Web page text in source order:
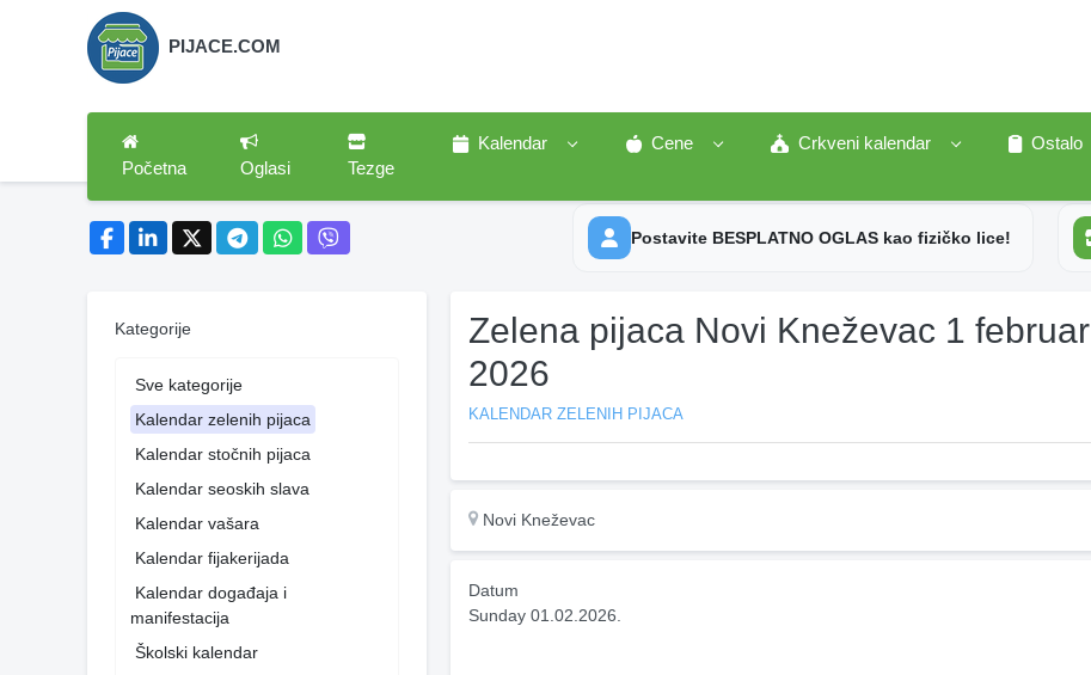
PIJACE.COM
Početna Oglasi Tezge
Kalendar Cene Crkveni kalendar
Ostalo
Postavite BESPLATNO OGLAS kao fizičko lice!
Kategorije
Sve kategorije
Kalendar zelenih pijaca
Kalendar stočnih pijaca
Kalendar seoskih slava
Kalendar vašara
Kalendar fijakerijada
Kalendar događaja i
manifestacija
Školski kalendar
Zelena pijaca Novi Kneževac 1 februar
2026
KALENDAR ZELENIH PIJACA
Novi Kneževac
Datum
Sunday 01.02.2026.